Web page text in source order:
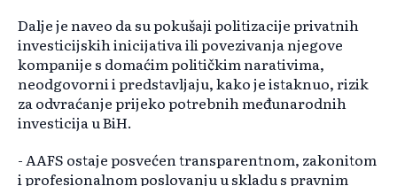
Dalje je naveo da su pokušaji politizacije privatnih
investicijskih inicijativa ili povezivanja njegove
kompanije s domaćim političkim narativima,
neodgovorni i predstavljaju, kako je istaknuo, rizik
za odvraćanje prijeko potrebnih međunarodnih
investicija u BiH.
- AAFS ostaje posvećen transparentnom, zakonitom
i profesionalnom poslovanju u skladu s pravnim